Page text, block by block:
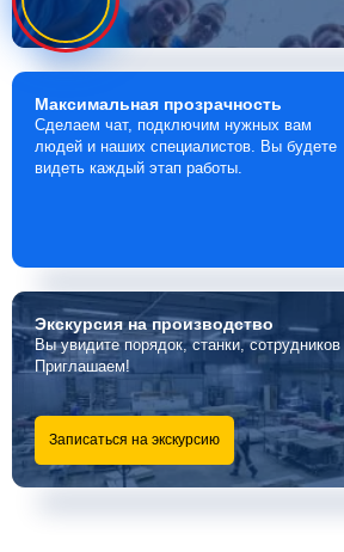
Максимальная прозрачность
Сделаем чат, подключим нужных вам
людей и наших специалистов. Вы будете
видеть каждый этап работы.
Экскурсияна производство
Вы увидите порядок, станки,
Приглашаем!
Записаться на экскурсию